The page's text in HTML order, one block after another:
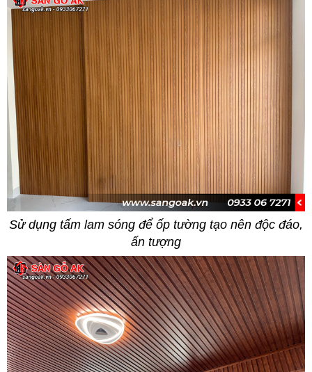
Sử dụng tấm lam sóng để ốp tường tạo nên độc đáo,
ấn tượng